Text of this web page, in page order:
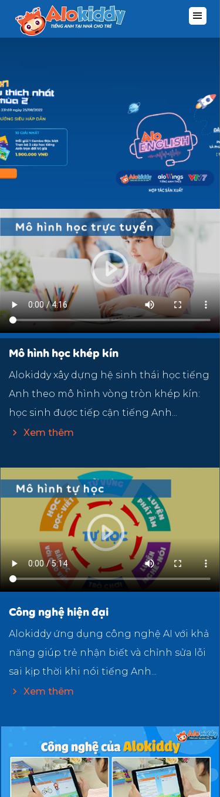
Mô hình học khép kín
Alokiddy xây dựng hệ sinh thái học tiếng
Anh theo mô hình vòng tròn khép kín:
học sinh được tiếp cận tiếng Anh...
Xem thêm
Công nghệ hiện đại
Alokiddy ứng dụng công nghệ AI với khả
năng giúp trẻ nhận biết và chỉnh sửa lỗi
sai kịp thời khi nói tiếng Anh...
Xem thêm